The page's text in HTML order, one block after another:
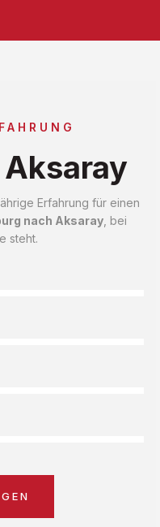
Erfahrung für einen
nach Aksaray , bei
steht.